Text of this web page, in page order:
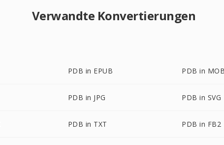
Verwandte Konvertierungen
PDB in EPUB PDB in
PDB in JPG PDB in SVG
PDB in TXT PDB in FB2